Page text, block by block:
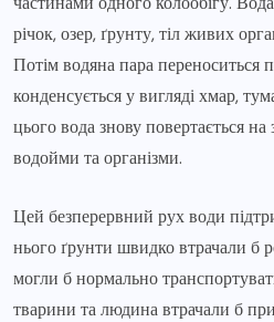
річок, озер, ґрунту, тіл живих
Потім водяна пара переноситься
конденсується у вигляді хмар,
цього вода знову повертається
водойми та організми.
Цей безперервний рух води
нього ґрунти швидко втрачали б
могли б нормально
тварини та людина втрачали б